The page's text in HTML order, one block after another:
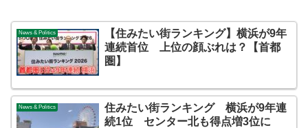
News & Politics
【住みたい街ランキング】横浜が9年
連続首位 上位の顔ぶれは？【首都
圏】
News & Politics
住みたい街ランキング 横浜が9年連
続1位 センター北も得点増3位に